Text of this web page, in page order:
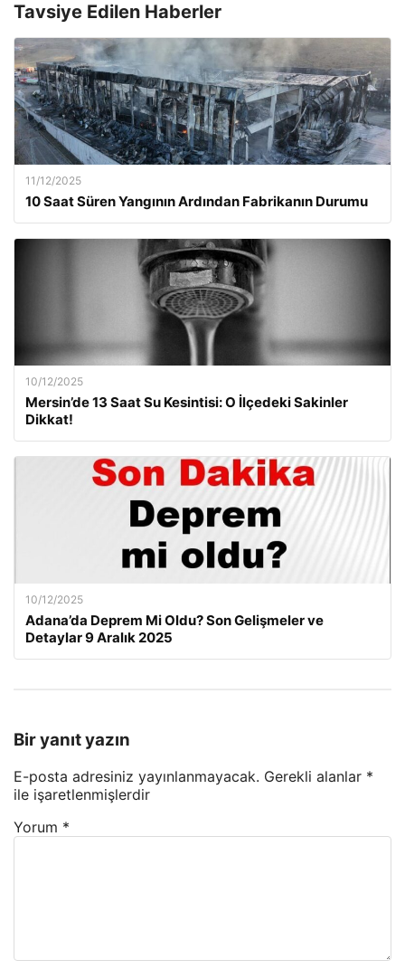
Tavsiye Edilen Haberler
11/12/2025
10 Saat Süren Yangının Ardından Fabrikanın Durumu
10/12/2025
Mersin’de 13 Saat Su Kesintisi: O İlçedeki Sakinler
Dikkat!
10/12/2025
Adana’da Deprem Mi Oldu? Son Gelişmeler ve
Detaylar 9 Aralık 2025
Bir yanıt yazın
E-posta adresiniz yayınlanmayacak. Gerekli alanlar *
ile işaretlenmişlerdir
Yorum *